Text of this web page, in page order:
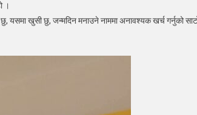
।
छु, यसमा खुसी छु, जन्मदिन मनाउने नाममा अनावश्यक खर्च गर्नुको